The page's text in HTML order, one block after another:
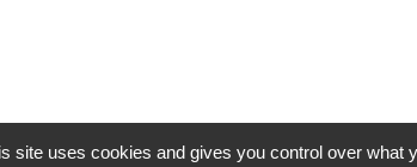
site uses cookies and gives you control over what